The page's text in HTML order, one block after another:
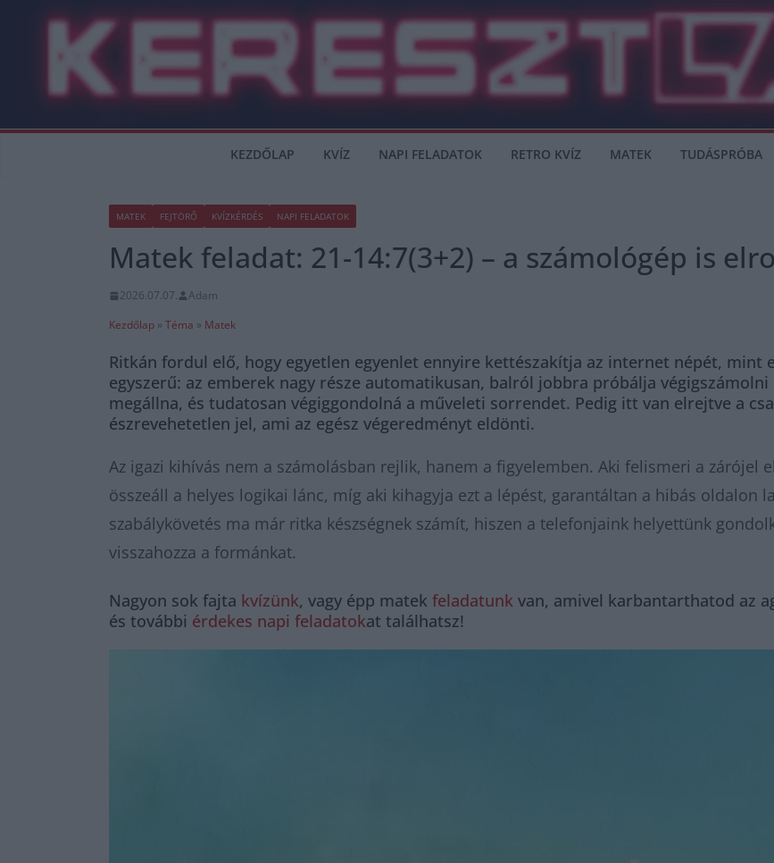
KEZDŐLAP KVÍZ NAPI FELADATOK RETRO KVÍZ MATEK TUDÁSPRÓBA
MATEK FEJTÖRŐ KVÍZKÉRDÉS NAPI FELADATOK
Matek feladat: 21-14:7(3+2) – a számológép is
2026.07.07.
Adam
Kezdőlap » Téma » Matek
Ritkán fordul elő, hogy egyetlen egyenlet ennyire kettészakítja az internet népét, mint
egyszerű: az emberek nagy része automatikusan, balról jobbra próbálja
megállna, és tudatosan végiggondolná a műveleti sorrendet. Pedig itt van elrejtve a
észrevehetetlen jel, ami az egész végeredményt eldönti.
Az igazi kihívás nem a számolásban rejlik, hanem a figyelemben. Aki felismeri a zárójel
összeáll a helyes logikai lánc, míg aki kihagyja ezt a lépést, garantáltan a hibás oldalon
szabálykövetés ma már ritka készségnek számít, hiszen a telefonjaink helyettünk
visszahozza a formánkat.
Nagyon sok fajta kvízünk, vagy épp matek feladatunk van, amivel karbantarthatod az
és további érdekes napi feladatokat találhatsz!